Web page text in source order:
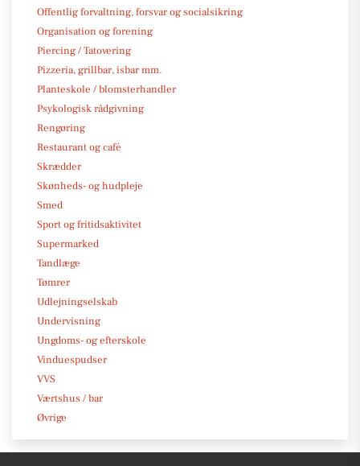
Offentlig forvaltning, forsvar og socialsikring
Organisation og forening
Piercing / Tatovering
Pizzeria, grillbar, isbar mm.
Planteskole / blomsterhandler
Psykologisk rådgivning
Rengøring
Restaurant og café
Skrædder
Skønheds- og hudpleje
Smed
Sport og fritidsaktivitet
Supermarked
Tandlæge
Tømrer
Udlejningselskab
Undervisning
Ungdoms- og efterskole
Vinduespudser
VVS
Værtshus / bar
Øvrige